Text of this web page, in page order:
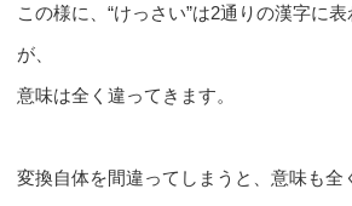
この様に、“けっさい”は2通りの漢字に
が、
意味は全く違ってきます。
変換自体を間違ってしまうと、意味も全